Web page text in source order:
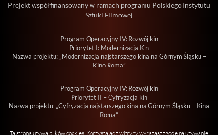
Projekt współfinansowany w ramach programu Polskiego Instytutu
Sztuki Filmowej
Program Operacyjny IV: Rozwój kin
Priorytet I: Modernizacja Kin
Nazwa projektu: „Modernizacja najstarszego kina na Górnym Śląsku –
Kino Roma”
Program Operacyjny IV: Rozwój kin
Priorytet II – Cyfryzacja kin
Nazwa projektu: „Cyfryzacja najstarszego kina na Górnym Śląsku – Kina
Roma”
Ta strona używa plików cookies. Korzystając z witryny wyrażasz zgodę na używanie